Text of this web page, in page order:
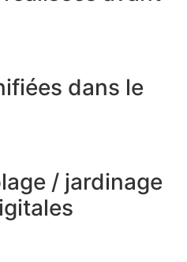
dans le
/ jardinage